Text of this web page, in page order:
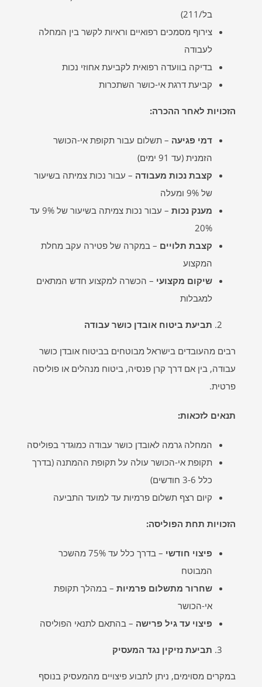
בל/211)
צירוף מסמכים רפואיים וראיות לקשר בין המחלה
לעבודה
בדיקה בוועדה רפואית לקביעת אחוזי נכות
קביעת דרגת אי-כושר השתכרות
הזכויות לאחר ההכרה:
דמי פגיעה – תשלום עבור תקופת אי-הכושר
הזמנית (עד 91 ימים)
קצבת נכות מעבודה – עבור נכות צמיתה בשיעור
של 9% ומעלה
מענק נכות
– עבור נכות צמיתה בשיעור של 9% עד
20%
קצבת תלויים – במקרה של פטירה עקב מחלת
המקצוע
שיקום מקצועי – הכשרה למקצוע חדש המתאים
למגבלות
תביעת ביטוח אובדן כושר עבודה
רבים מהעובדים בישראל מבוטחים בביטוח אובדן כושר
עבודה, בין אם דרך קרן פנסיה, ביטוח מנהלים או פוליסה
פרטית.
תנאים לזכאות:
המחלה גרמה לאובדן כושר עבודה כמוגדר בפוליסה
תקופת אי-הכושר עולה על תקופת ההמתנה (בדרך
כלל 3-6 חודשים)
קיום רצף תשלום פרמיות עד למועד התביעה
הזכויות תחת הפוליסה:
פיצוי חודשי
– בדרך כלל עד 75% מהשכר
המבוטח
שחרור מתשלום פרמיות – במהלך תקופת
אי-הכושר
פיצוי עד גיל פרישה – בהתאם לתנאי הפוליסה
תביעת נזיקין נגד המעסיק
במקרים מסוימים, ניתן לתבוע פיצויים מהמעסיק בנוסף